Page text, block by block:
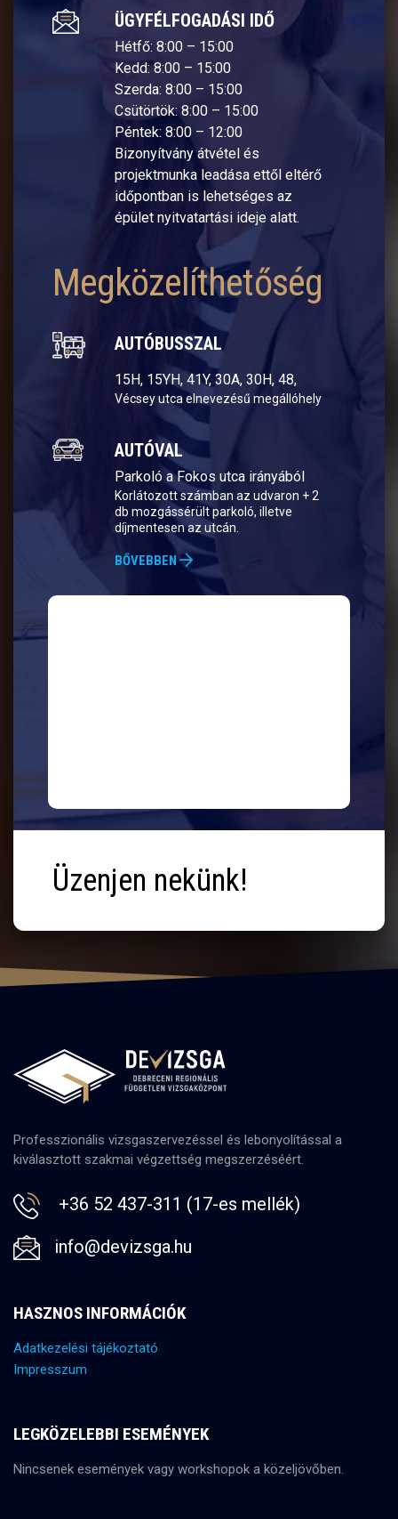
ÜGYFÉLFOGADÁSI IDŐ
Hétfő: 8:00 – 15:00
Kedd: 8:00 – 15:00
Szerda: 8:00 – 15:00
Csütörtök: 8:00 – 15:00
Péntek: 8:00 – 12:00
Bizonyítvány átvétel és
projektmunka leadása ettől eltérő
időpontban is lehetséges az
épület nyitvatartási ideje alatt.
Megközelíthetőség
AUTÓBUSSZAL
15H, 15YH, 41Y, 30A, 30H, 48,
Vécsey utca elnevezésű megállóhely
AUTÓVAL
Parkoló a Fokos utca irányából
Korlátozott számban az udvaron + 2
db mozgássérült parkoló, illetve
díjmentesen az utcán.
BŐVEBBEN
Üzenjen nekünk!
Professzionális vizsgaszervezéssel és lebonyolítással a
kiválasztott szakmai végzettség megszerzéséért.
+36 52 437-311 (17-es mellék)
info@devizsga.hu
HASZNOS INFORMÁCIÓK
Adatkezelési tájékoztató
Impresszum
LEGKÖZELEBBI ESEMÉNYEK
Nincsenek események vagy workshopok a közeljövőben.